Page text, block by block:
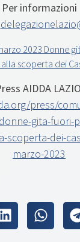
Per informazioni
2023 Donne
scoperta dei
AIDDA
press/
gita-fuori-
scoperta-dei-
marzo-2023